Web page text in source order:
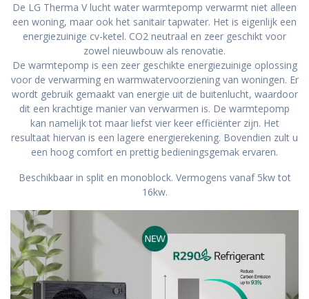
De LG Therma V lucht water warmtepomp verwarmt niet alleen
een woning, maar ook het sanitair tapwater. Het is eigenlijk een
energiezuinige cv-ketel. CO2 neutraal en zeer geschikt voor
zowel nieuwbouw als renovatie.
De warmtepomp is een zeer geschikte energiezuinige oplossing
voor de verwarming en warmwatervoorziening van woningen. Er
wordt gebruik gemaakt van energie uit de buitenlucht, waardoor
dit een krachtige manier van verwarmen is. De warmtepomp
kan namelijk tot maar liefst vier keer efficiënter zijn. Het
resultaat hiervan is een lagere energierekening. Bovendien zult u
een hoog comfort en prettig bedieningsgemak ervaren.
Beschikbaar in split en monoblock. Vermogens vanaf 5kw tot
16kw.